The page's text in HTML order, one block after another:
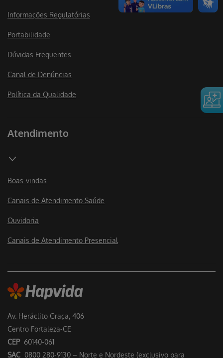
Av. Heráclito Graça, 406
Centro Fortaleza-CE
CEP 60140-061
SAC 0800 280-9130 – Norte e Nordeste (exclusivo para
Informações Regulatórias
Portabilidade
Dúvidas Frequentes
Canal de Denúncias
Política da Qualidade
Atendimento
Boas-vindas
Canais de Atendimento Saúde
Ouvidoria
Canais de Atendimento Presencial